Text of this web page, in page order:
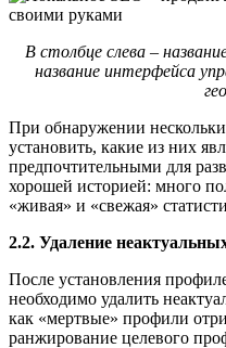
В столбце слева –
название интерфейса
При обнаружении
установить, какие из них
предпочтительными для
хорошей историей: много
«живая» и «свежая»
2.2. Удаление
После установления
необходимо удалить
как «мертвые» профили
ранжирование целевого